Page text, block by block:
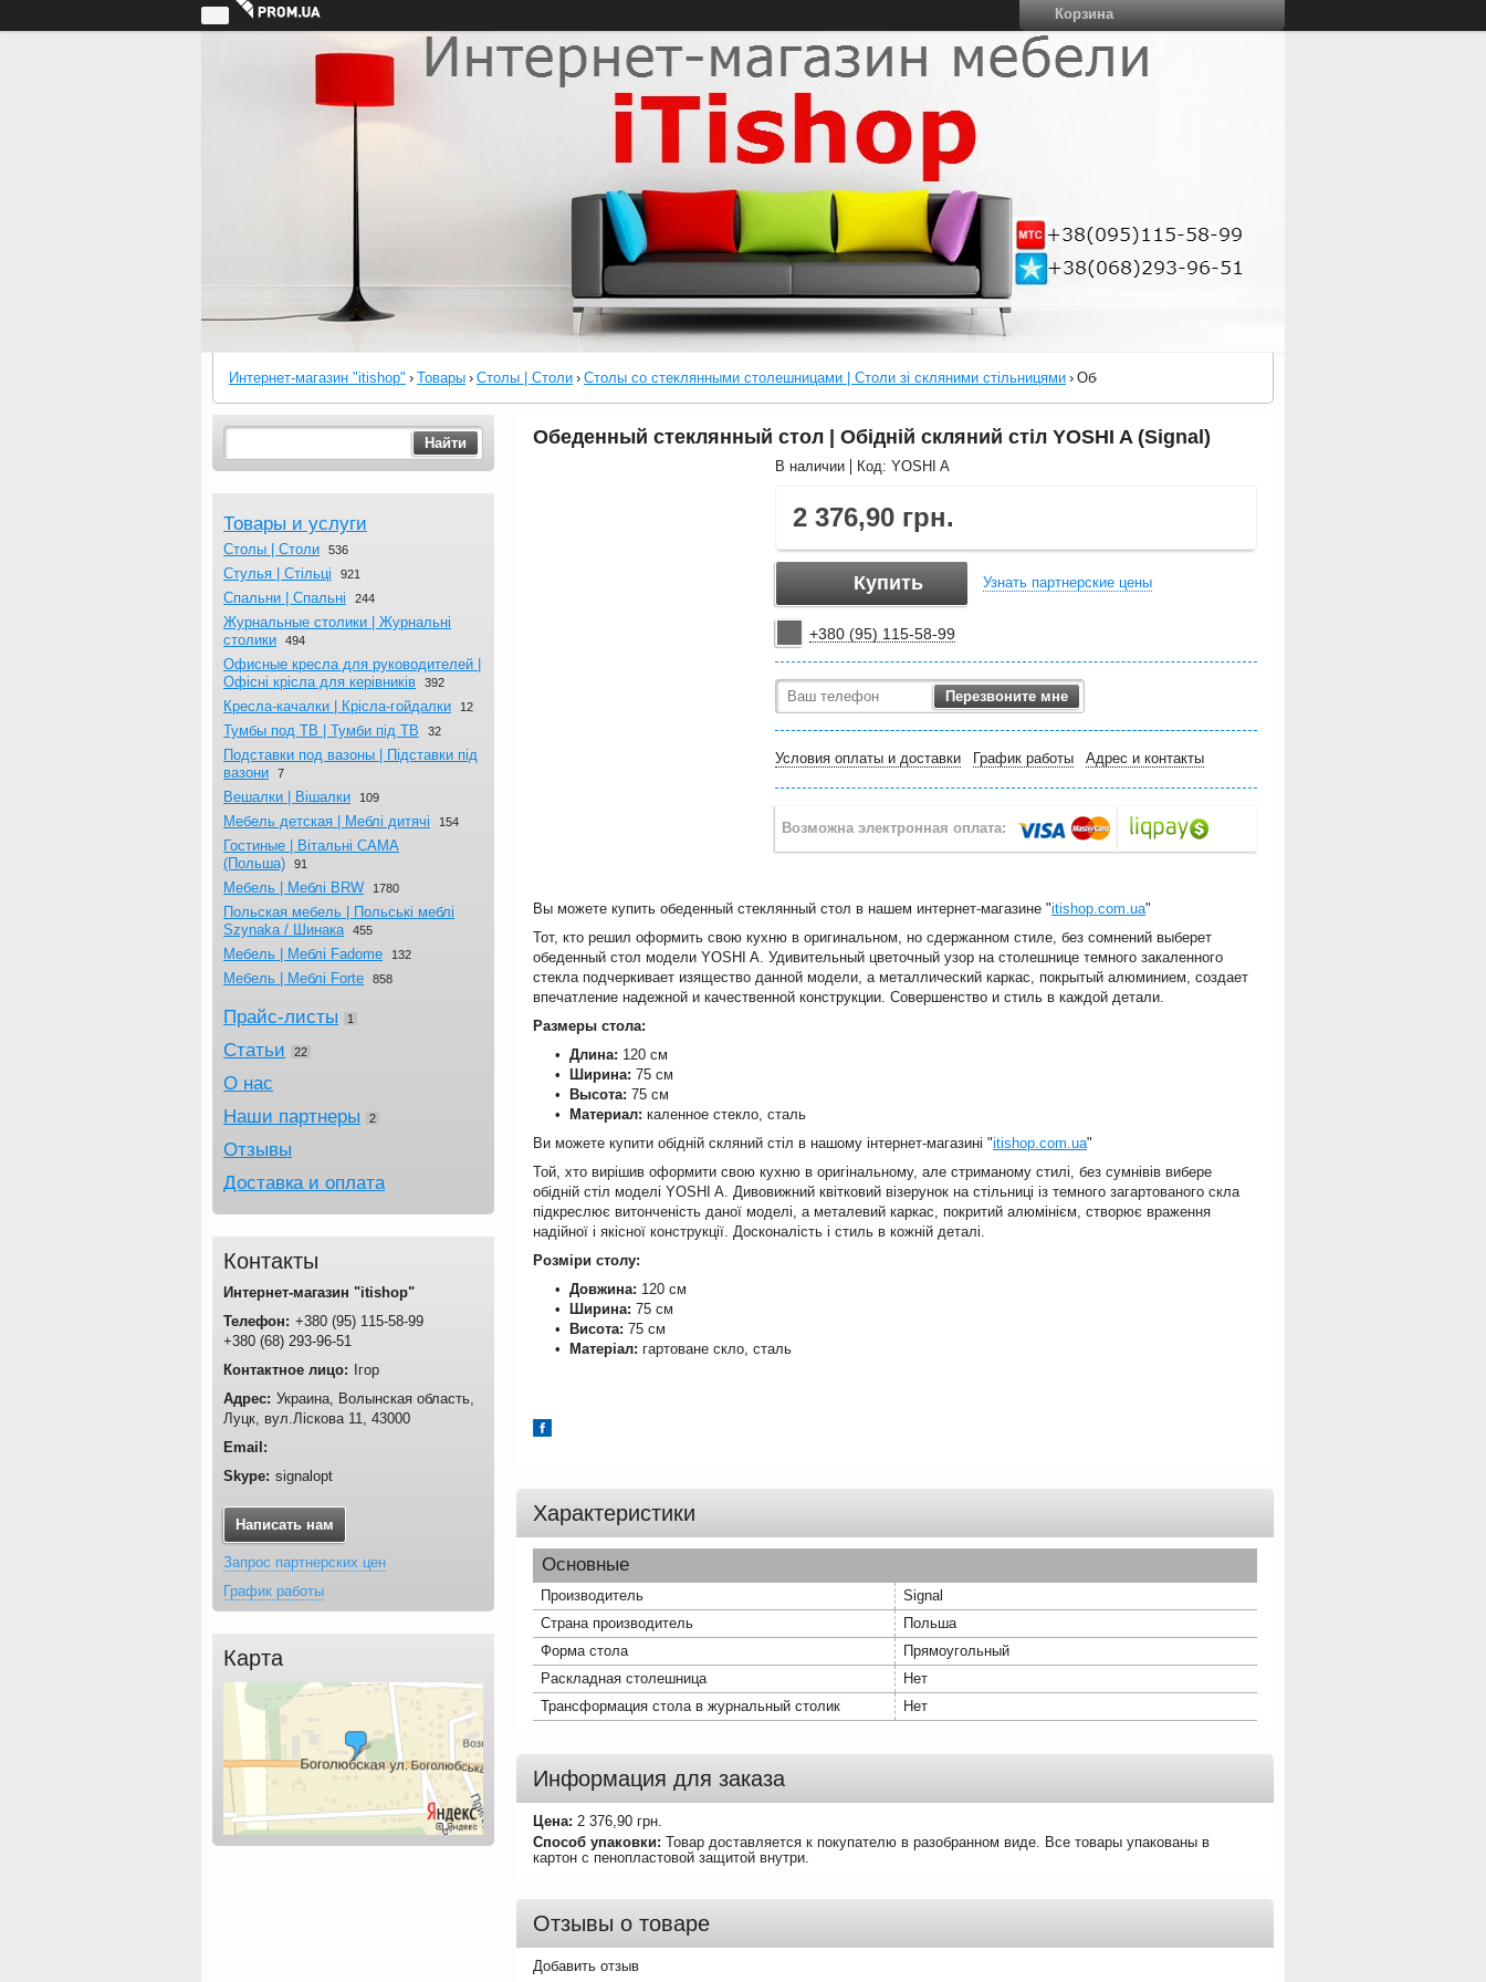
Корзина
Интернет-магазин "itishop" › Товары › Столы | Столи › Столы со стеклянными столешницами | Столи зі скляними стільницями › Обеденный стеклянный стол | Обідній скляний стіл YOSHI
Найти
Товары и услуги
Столы | Столи 536
Стулья | Стільці 921
Спальни | Спальні 244
Журнальныe столики | Журнальні
столики
494
Офисные кресла для руководителей |
Офісні крісла для керівників
392
Кресла-качалки | Крісла-гойдалки 12
Тумбы под ТВ | Тумби під ТВ 32
Подставки под вазоны | Підставки під
вазони
7
Вешалки | Вішалки 109
Мебель детская | Меблі дитячі 154
Гостиные | Вітальні CAMA
(Польша)
91
Мебель | Меблі BRW 1780
Польская мебель | Польські меблі
Szynaka / Шинака
455
Мебель | Меблі Fadome 132
Мебель | Меблі Forte 858
Прайс-листы 1
Статьи 22
О нас
Наши партнеры
2
Отзывы
Доставка и оплата
Контакты
Интернет-магазин "itishop"
+380 95 115-58-99
+380 68 293-96-51
Ігор
Украина Волынская область
Луцк вул.Ліскова 11 43000
signalopt
Написать нам
Запрос партнерских цен
График работы
Карта
Обеденный стеклянный стол | Обідній скляний стіл YOSHI A (Signal)
В наличии Код: YOSHI A
2 376,90 грн.
Купить Узнать партнерские цены
+380 95 115-58-99
Перезвоните мне
Условия оплаты и доставки График работы Адрес и контакты
Вы можете купить обеденный стеклянный стол в нашем интернет-магазине "itishop.com.ua"
Тот, кто решил оформить свою кухню в оригинальном, но сдержанном стиле, без сомнений выберет
обеденный стол модели YOSHI A. Удивительный цветочный узор на столешнице темного закаленного
стекла подчеркивает изящество данной модели, а металлический каркас, покрытый алюминием, создает
впечатление надежной и качественной конструкции. Совершенство и стиль в каждой детали.
Размеры стола:
Длина: 120 см
Ширина: 75 см
Высота: 75 см
Материал: каленное стекло, сталь
Ви можете купити обідній скляний стіл в нашому інтернет-магазині "itishop.com.ua"
Той, хто вирішив оформити свою кухню в оригінальному, але стриманому стилі, без сумнівів вибере
обідній стіл моделі YOSHI A. Дивовижний квітковий візерунок на стільниці із темного загартованого скла
підкреслює витонченість даної моделі, а металевий каркас, покритий алюмінієм, створює враження
надійної і якісної конструкції. Досконалість і стиль в кожній деталі.
Розміри столу:
Довжина: 120 см
Ширина: 75 см
Висота: 75 см
Матеріал: гартоване скло, сталь
Характеристики
Основные
Производитель
Signal
Страна производитель
Польша
Форма стола
Прямоугольный
Раскладная столешница
Нет
Трансформация стола в журнальный столик
Нет
Информация для заказа
Цена: 2 376,90 грн.
Способ упаковки: Товар доставляется к покупателю в разобранном виде. Все товары упакованы в
картон с пенопластовой защитой внутри.
Отзывы о товаре
Добавить отзыв